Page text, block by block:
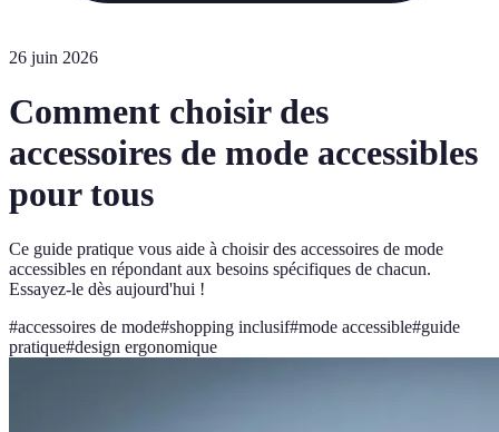
26 juin 2026
Comment choisir des
accessoires de mode accessibles
pour tous
Ce guide pratique vous aide à choisir des accessoires de mode
accessibles en répondant aux besoins spécifiques de chacun.
Essayez-le dès aujourd'hui !
#accessoires de mode#shopping inclusif#mode accessible#guide
pratique#design ergonomique